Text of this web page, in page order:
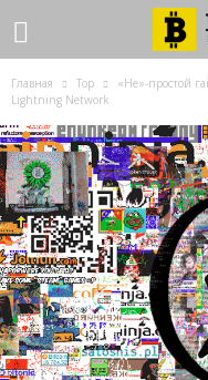
Главная Top
«Не»-простой
Lightning Network